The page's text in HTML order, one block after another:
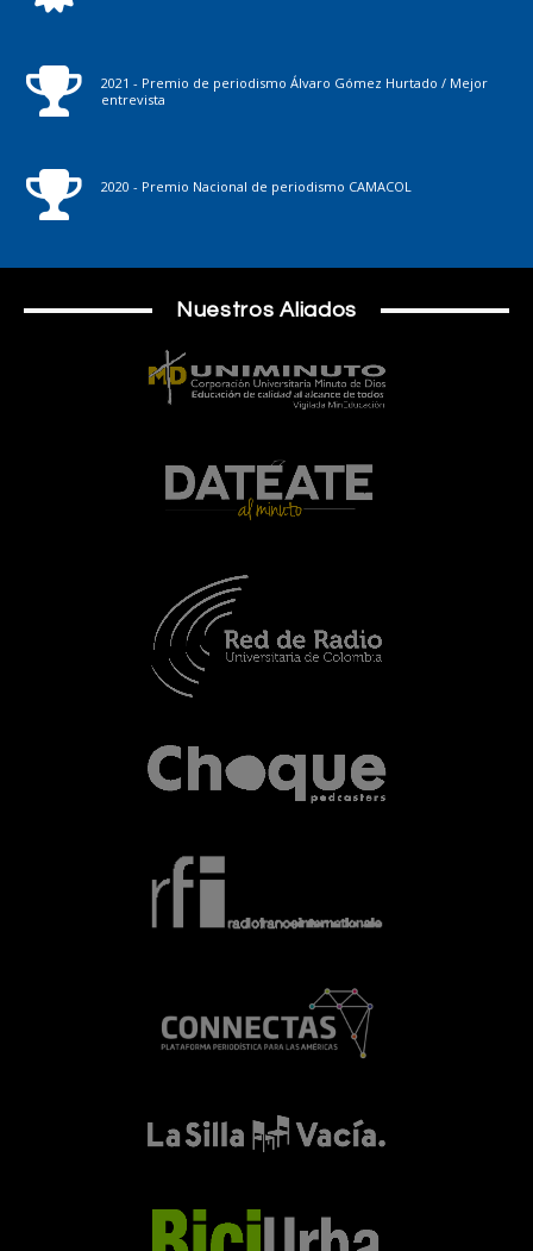
2021 - Premio de periodismo Álvaro Gómez Hurtado / Mejor
entrevista
2020 - Premio Nacional de periodismo CAMACOL
Nuestros Aliados